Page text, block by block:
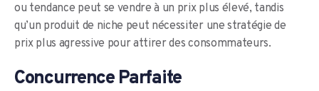
ou tendance peut se vendre à un prix plus élevé, tandis
qu’un produit de niche peut nécessiter une stratégie de
prix plus agressive pour attirer des consommateurs.
Concurrence Parfaite